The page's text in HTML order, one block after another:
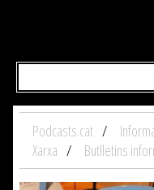
Podcasts.cat
Xarxa
Butlletins